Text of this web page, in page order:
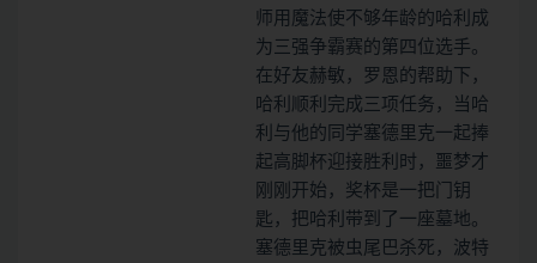
师用魔法使不够年龄的哈利成
为三强争霸赛的第四位选手。
在好友赫敏，罗恩的帮助下，
哈利顺利完成三项任务，当哈
利与他的同学塞德里克一起捧
起高脚杯迎接胜利时，噩梦才
刚刚开始，奖杯是一把门钥
匙，把哈利带到了一座墓地。
塞德里克被虫尾巴杀死，波特